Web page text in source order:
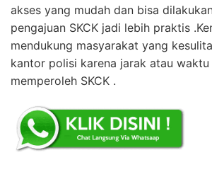
akses yang mudah dan bisa
pengajuan SKCK jadi lebih praktis
mendukung masyarakat yang
kantor polisi karena jarak atau waktu
memperoleh SKCK .